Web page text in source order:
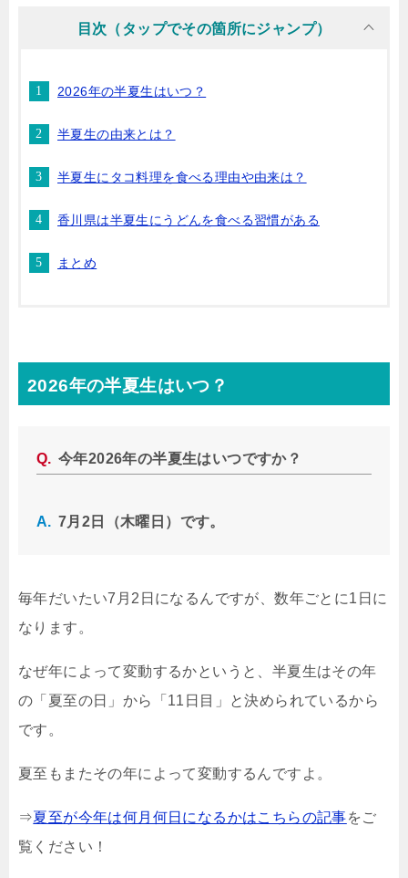
目次（タップでその箇所にジャンプ）
2026年の半夏生はいつ？
半夏生の由来とは？
半夏生にタコ料理を食べる理由や由来は？
香川県は半夏生にうどんを食べる習慣がある
まとめ
2026年の半夏生はいつ？
今年2026年の半夏生はいつですか？
7月2日（木曜日）です。
毎年だいたい7月2日になるんですが、数年ごとに1日に
なります。
なぜ年によって変動するかというと、半夏生はその年
の「夏至の日」から「11日目」と決められているから
です。
夏至もまたその年によって変動するんですよ。
⇒夏至が今年は何月何日になるかはこちらの記事をご
覧ください！